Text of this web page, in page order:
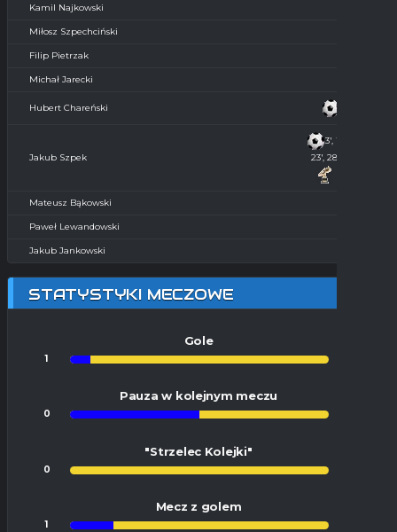
Kamil Najkowski
Miłosz Szpechciński
Filip Pietrzak
Michał Jarecki
Hubert Chareński
Jakub Szpek
3', 16', 17',
23', 28', 29'
Mateusz Bąkowski
Paweł Lewandowski
Jakub Jankowski
STATYSTYKI MECZOWE
Gole
1
Pauza w kolejnym meczu
0
"Strzelec Kolejki"
0
Mecz z golem
1